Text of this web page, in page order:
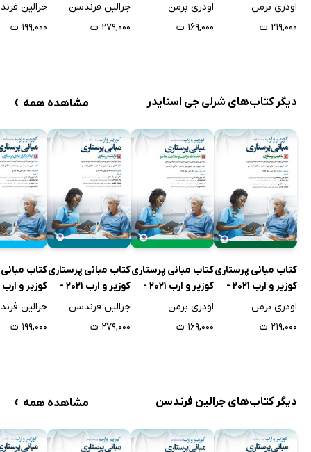
اودری برمن
۲۱۹,۰۰۰ ت
اودری برمن
۱۶۹,۰۰۰ ت
جرالین فرندسن
۲۷۹,۰۰۰ ت
جرالین
۱۹۹,۰۰۰ ت
دیگر کتاب‌های شرلی جی اسنایدر مشاهده همه ›
کتاب مبانی پرستاری
کوزیر و ارب 2021 -
جلد اول
اودری برمن
۲۱۹,۰۰۰ ت
کتاب مبانی پرستاری
کوزیر و ارب 2021 -
جلد دوم
اودری برمن
۱۶۹,۰۰۰ ت
کتاب مبانی پرستاری
کوزیر و ارب 2021 -
جلد سوم
جرالین فرندسن
۲۷۹,۰۰۰ ت
کتاب
جلد چهارم
جرالین
۱۹۹,۰۰۰ ت
دیگر کتاب‌های جرالین فرندسن مشاهده همه ›